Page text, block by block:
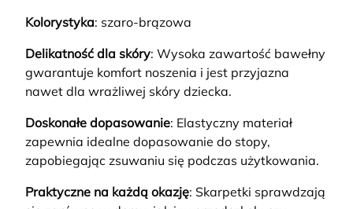
Kolorystyka: szaro-brązowa
Delikatność dla skóry: Wysoka zawartość bawełny
gwarantuje komfort noszenia i jest przyjazna
nawet dla wrażliwej skóry dziecka.
Doskonałe dopasowanie: Elastyczny materiał
zapewnia idealne dopasowanie do stopy,
zapobiegając zsuwaniu się podczas użytkowania.
Praktyczne na każdą okazję: Skarpetki sprawdzają